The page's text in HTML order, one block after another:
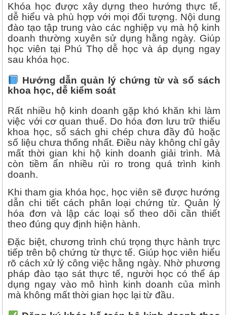
Khóa học được xây dựng theo hướng thực tế,
dễ hiểu và phù hợp với mọi đối tượng. Nội dung
đào tạo tập trung vào các nghiệp vụ mà hộ kinh
doanh thường xuyên sử dụng hằng ngày. Giúp
học viên tại Phú Thọ dễ học và áp dụng ngay
sau khóa học.
Hướng dẫn quản lý chứng từ và sổ sách
khoa học, dễ kiểm soát
Rất nhiều hộ kinh doanh gặp khó khăn khi làm
việc với cơ quan thuế. Do hóa đơn lưu trữ thiếu
khoa học, sổ sách ghi chép chưa đầy đủ hoặc
số liệu chưa thống nhất. Điều này không chỉ gây
mất thời gian khi hộ kinh doanh giải trình. Mà
còn tiềm ẩn nhiều rủi ro trong quá trình kinh
doanh.
Khi tham gia khóa học, học viên sẽ được hướng
dẫn chi tiết cách phân loại chứng từ. Quản lý
hóa đơn và lập các loại sổ theo dõi cần thiết
theo đúng quy định hiện hành.
Đặc biệt, chương trình chú trọng thực hành trực
tiếp trên bộ chứng từ thực tế. Giúp học viên hiểu
rõ cách xử lý công việc hằng ngày. Nhờ phương
pháp đào tạo sát thực tế, người học có thể áp
dụng ngay vào mô hình kinh doanh của mình
mà không mất thời gian học lại từ đầu.